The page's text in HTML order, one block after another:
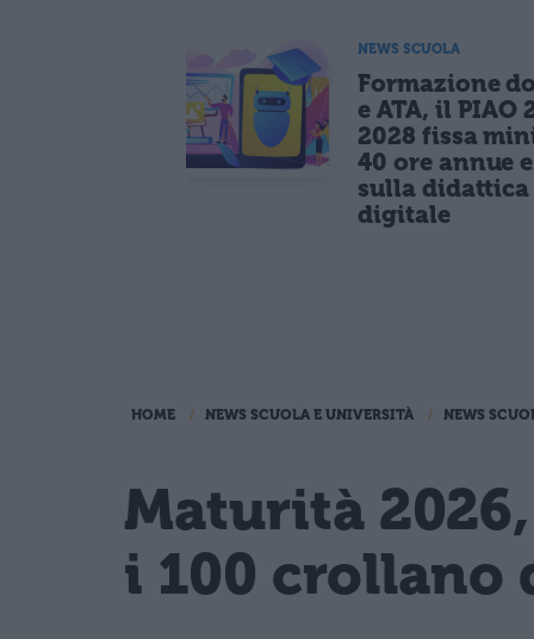
NEWS SCUOLA
Formazione
e ATA, il PIAO
2028 fissa
40 ore annue
sulla didattica
digitale
HOME NEWS SCUOLA E UNIVERSITÀ NEWS
Maturità
i 100 crollano